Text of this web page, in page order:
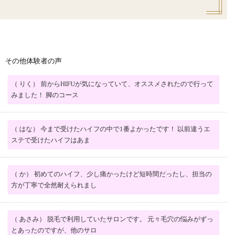
その他体験者の声
（ りく） 前からHIFUが気になっていて、オススメされたので行って
みました！ 脚のコース
（ はな） 今まで受けたハイフの中で1番よかったです！ 以前違うエ
ステで受けたハイフはあま
（ か） 初めてのハイフ、少し痛かったけど短時間だったし、担当の
方が丁寧で全然耐えられまし
（ あさみ） 脱毛で利用していたサロンです。 元々毛穴の悩みがずっ
とあったのですが、他のサロ